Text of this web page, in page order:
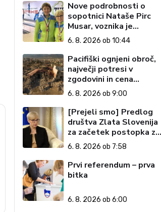
Nove podrobnosti o
sopotnici Nataše Pirc
Musar, voznika je
tožilstvo že
preiskovalo – zaradi
trgovine z drogami
6. 8. 2026 ob 10:44
Pacifiški ognjeni obroč,
največji potresi v
zgodovini in cena
pozabe
6. 8. 2026 ob 9:00
[Prejeli smo] Predlog
društva Zlata Slovenija
za začetek postopka za
preučitev pogojev za
ustavno obtožbo
predsednice Republike
Slovenije
6. 8. 2026 ob 7:58
Prvi referendum – prva
bitka
6. 8. 2026 ob 6:00